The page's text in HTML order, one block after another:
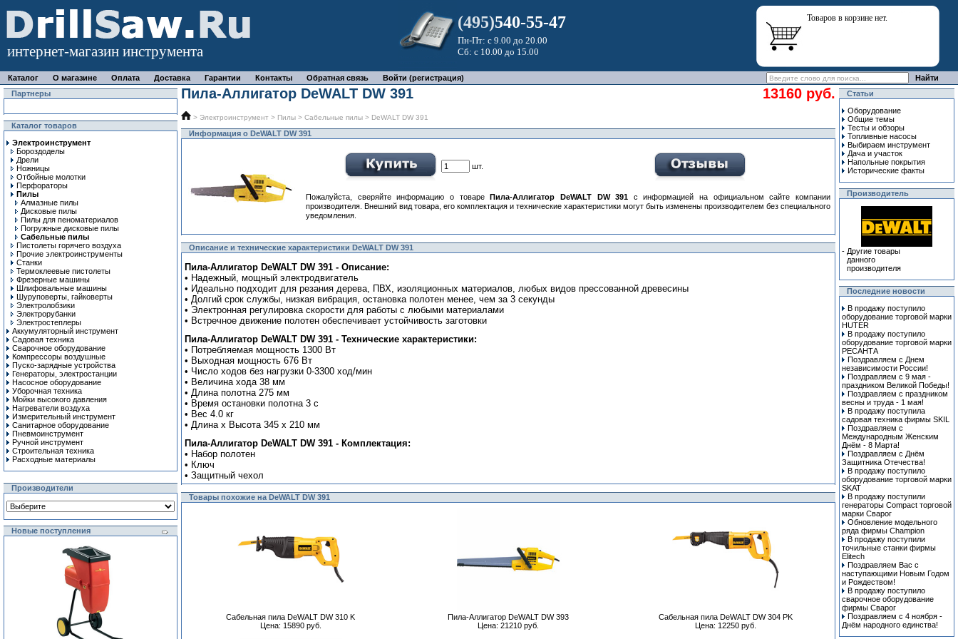
интернет-магазин инструмента
(495)540-55-47
Пн-Пт: с 9.00 до 20.00
Сб: с 10.00 до 15.00
Товаров в корзине нет.
Каталог О магазине Оплата Доставка Гарантии Контакты Обратная связь
Войти (регистрация)
Партнеры
Каталог товаров
Электроинструмент
Бороздоделы
Дрели
Ножницы
Отбойные молотки
Перфораторы
Пилы
Алмазные пилы
Дисковые пилы
Пилы для пеноматериалов
Погружные дисковые пилы
Сабельные пилы
Пистолеты горячего воздуха
Прочие электроинструменты
Станки
Термоклеевые пистолеты
Фрезерные машины
Шлифовальные машины
Шуруповерты, гайковерты
Электролобзики
Электрорубанки
Электростеплеры
Аккумуляторный инструмент
Садовая техника
Сварочное оборудование
Компрессоры воздушные
Пуско-зарядные устройства
Генераторы, электростанции
Насосное оборудование
Уборочная техника
Мойки высокого давления
Нагреватели воздуха
Измерительный инструмент
Санитарное оборудование
Пневмоинструмент
Ручной инcтрумент
Строительная техника
Расходные материалы
Производители
Новые поступления
Пила-Аллигатор DeWALT DW 391 13160 руб.
> Электроинструмент > Пилы > Сабельные пилы > DeWALT DW 391
Информация о DeWALT DW 391
шт.
Пожалуйста, сверяйте информацию о товареПила-Аллигатор DeWALT DW 391 с информацией на официальном сайте компании
производителя. Внешний вид товара, его комплектация и технические характеристики могут быть изменены производителем без специального
уведомления.
Описание и технические характеристики DeWALT DW 391
Пила-Аллигатор DeWALT DW 391 - Описание:
• Надежный, мощный электродвигатель
• Идеально подходит для резания дерева, ПВХ, изоляционных материалов, любых видов прессованной древесины
• Долгий срок службы, низкая вибрация, остановка полотен менее, чем за 3 секунды
• Электронная регулировка скорости для работы с любыми материалами
• Встречное движение полотен обеспечивает устойчивость заготовки
Пила-Аллигатор DeWALT DW 391 - Технические характеристики:
• Потребляемая мощность 1300 Вт
• Выходная мощность 676 Вт
• Число ходов без нагрузки 0-3300 ход/мин
• Величина хода 38 мм
• Длина полотна 275 мм
• Время остановки полотна 3 с
• Вес 4.0 кг
• Длина х Высота 345 х 210 мм
Пила-Аллигатор DeWALT DW 391 - Комплектация:
• Набор полотен
• Ключ
• Защитный чехол
Товары похожие на DeWALT DW 391
Сабельная пила DeWALT DW 310 K
Цена: 15890 руб.
Пила-Аллигатор DeWALT DW 393
Цена: 21210 руб.
Сабельная пила DeWALT DW 304 PK
Цена: 12250 руб.
Статьи
Оборудование
Общие темы
Тесты и обзоры
Топливные насосы
Выбираем инструмент
Дача и участок
Напольные покрытия
Исторические факты
Производитель
- Другие товары
данного
производителя
Последние новости
В продажу поступило
оборудование торговой марки
HUTER
В продажу поступило
оборудование торговой марки
РЕСАНТА
Поздравляем с Днем
независимости России!
Поздравляем с 9 мая -
праздником Великой Победы!
Поздравляем с праздником
весны и труда - 1 мая!
В продажу поступила
cадовая техника фирмы SKIL
Поздравляем с
Международным Женским
Днём - 8 Марта!
Поздравляем с Днём
Защитника Отечества!
В продажу поступило
оборудование торговой марки
SKAT
В продажу поступили
генераторы Compact торговой
марки Сварог
Обновление модельного
ряда фирмы Champion
В продажу поступили
точильные станки фирмы
Elitech
Поздравляем Вас с
наступающими Новым Годом
и Рождеством!
В продажу поступило
сварочное оборудование
фирмы Сварог
Поздравляем с 4 ноября -
Днём народного единства!